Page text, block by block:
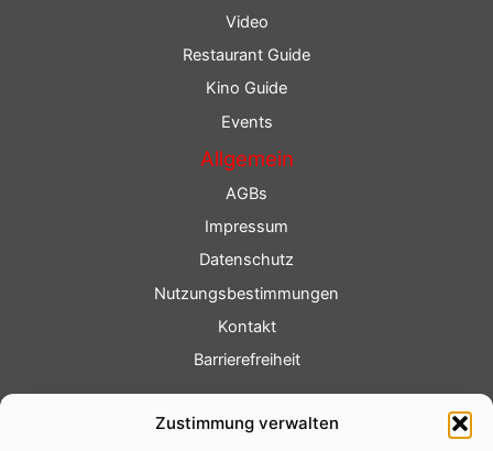
Zustimmung verwalten
Video
Restaurant Guide
Kino Guide
Events
Allgemein
AGBs
Impressum
Datenschutz
Nutzungsbestimmungen
Kontakt
Barrierefreiheit
Fotoservice